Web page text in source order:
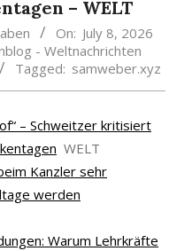
– WELT
On: July 8, 2026
- Weltnachrichten
Tagged: samweber.xyz
– Schweitzer kritisiert
WELT
Kanzler sehr
werden
Warum Lehrkräfte